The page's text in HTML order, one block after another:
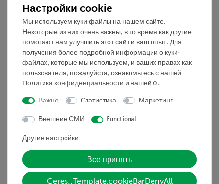
Nach oben
Информация
Декларация о конфиденциальности
Обслуживание
Краткий обзор услуг
Настройки cookie
Мы используем куки-файлы на нашем сайте.
Некоторые из них очень важны, в то время как другие
помогают нам улучшить этот сайт и ваш опыт. Для
получения более подробной информации о куки-
файлах, которые мы используем, и ваших правах как
пользователя, пожалуйста, ознакомьтесь с нашей
Политика конфиденциальности и нашей 0.
Важно Статистика Маркетинг
Внешние СМИ Functional
Другие настройки
Все принять
Ceres::Template.cookieBarDenyAll